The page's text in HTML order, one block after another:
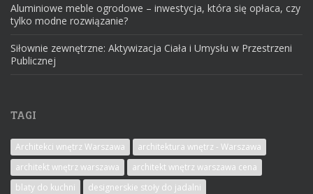
Aluminiowe meble ogrodowe – inwestycja, która się opłaca, czy
tylko modne rozwiązanie?
Siłownie zewnętrzne: Aktywizacja Ciała i Umysłu w Przestrzeni
Publicznej
TAGI
Architekci wnętrz Warszawa
architektura wnętrz - Warszawa
architekt wnętrz warszawa
architekt wnętrz warszawa cena
blaty do kuchni
designerskie stoły do jadalni